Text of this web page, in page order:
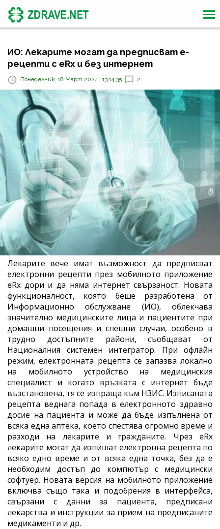
ИО: Лекарите могат да предписват е-
рецепти с eRx и без интернет
Понеделник, 18 Март 2024 | 13:14:35 2
Лекарите вече имат възможност да предписват
електронни рецепти през мобилното приложение
eRx дори и да няма интернет свързаност. Новата
функционалност, която беше разработена от
Информационно обслужване (ИО), облекчава
значително медицинските лица и пациентите при
домашни посещения и спешни случаи, особено в
трудно достъпните райони, съобщават от
Националния системен интегратор. При офлайн
режим, електронната рецепта се запазва локално
на мобилното устройство на медицинския
специалист и когато връзката с интернет бъде
възстановена, тя се изпраща към НЗИС. Изписаната
рецепта веднага попада в електронното здравно
досие на пациента и може да бъде изпълнена от
всяка една аптека, което спестява огромно време и
разходи на лекарите и гражданите. Чрез еRx
лекарите могат да изпишат електронна рецепта по
всяко едно време и от всяка една точка, без да е
необходим достъп до компютър с медицински
софтуер. Новата версия на мобилното приложение
включва също така и подобрения в интерфейса,
свързани с данни за пациента, предписани
лекарства и инструкции за прием на предписаните
медикаменти и др.